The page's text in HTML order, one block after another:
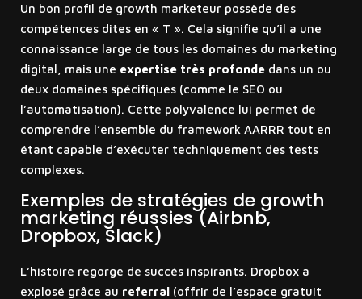
Un bon profil de growth marketeur possède des
compétences dites en « T ». Cela signifie qu’il a une
connaissance large de tous les domaines du marketing
digital, mais une expertise très profondedans un ou
deux domaines spécifiques (comme le SEO ou
l’automatisation). Cette polyvalence lui permet de
comprendre l’ensemble du framework AARRR tout en
étant capable d’exécuter techniquement des tests
complexes.
Exemples de stratégies de growth
marketing réussies (Airbnb,
Dropbox, Slack)
L’histoire regorge de succès inspirants. Dropbox a
explosé grâce au referral(offrir de l’espace gratuit